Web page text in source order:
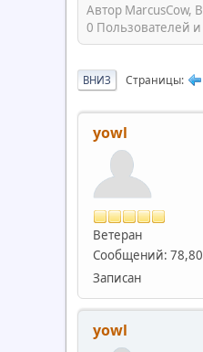
Автор MarcusCow,
0 Пользователей и
ВНИЗ Страницы
yowl
Ветеран
Сообщений:
Записан
yowl